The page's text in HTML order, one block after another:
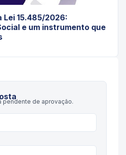
15.485/2026:
e um instrumento que
pendente de aprovação.